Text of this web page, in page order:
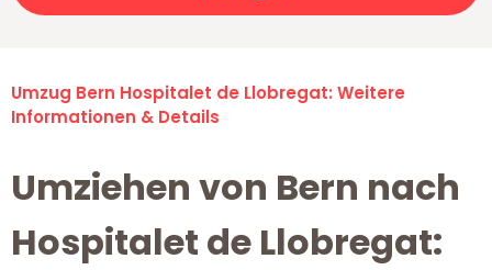
Umzug Bern Hospitalet de Llobregat: Weitere
Informationen & Details
Umziehen von Bern nach
Hospitalet de Llobregat: